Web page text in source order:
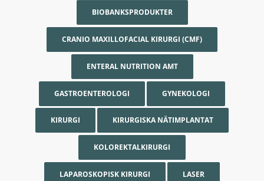
BIOBANKSPRODUKTER
CRANIO MAXILLOFACIAL KIRURGI (CMF)
ENTERAL NUTRITION AMT
GASTROENTEROLOGI GYNEKOLOGI
KIRURGI KIRURGISKA NÄTIMPLANTAT
KOLOREKTALKIRURGI
LAPAROSKOPISK KIRURGI LASER